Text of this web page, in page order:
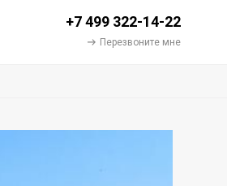
+7 499 322-14-22
Перезвоните мне